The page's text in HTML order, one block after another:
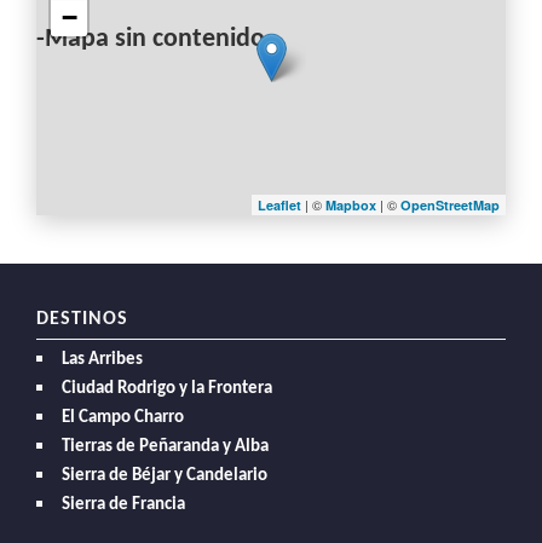
-Mapa sin contenido-
−
Leaflet | © Mapbox | © OpenStreetMap
DESTINOS
Las Arribes
Ciudad Rodrigo y la Frontera
El Campo Charro
Tierras de Peñaranda y Alba
Sierra de Béjar y Candelario
Sierra de Francia